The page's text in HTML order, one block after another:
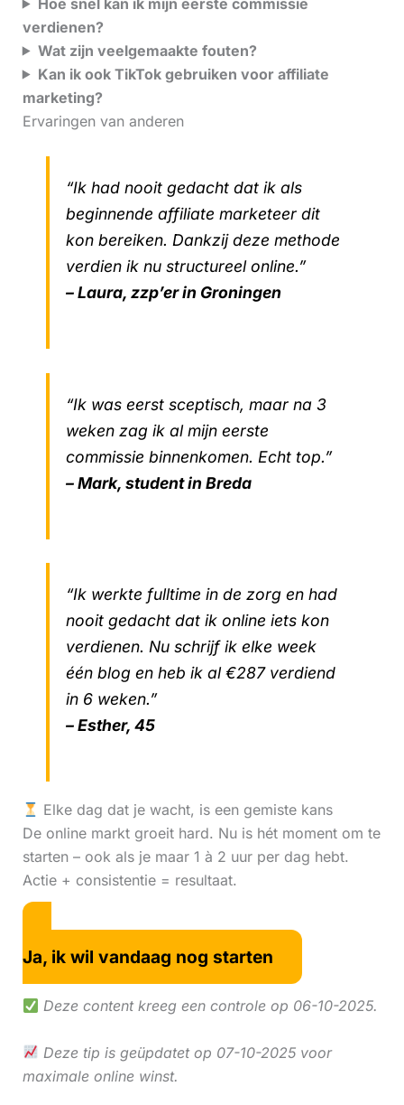
verdienen?
Wat zijn veelgemaakte fouten?
Kan ik ook TikTok gebruiken voor affiliate
marketing?
Ervaringen van anderen
“Ik had nooit gedacht dat ik als
beginnende affiliate marketeer dit
kon bereiken. Dankzij deze methode
verdien ik nu structureel online.”
– Laura, zzp’er in Groningen
“Ik was eerst sceptisch, maar na 3
weken zag ik al mijn eerste
commissie binnenkomen. Echt top.”
– Mark, student in Breda
“Ik werkte fulltime in de zorg en had
nooit gedacht dat ik online iets kon
verdienen. Nu schrijf ik elke week
één blog en heb ik al €287 verdiend
in 6 weken.”
– Esther, 45
Elke dag dat je wacht, is een gemiste kans
De online markt groeit hard. Nu is hét moment om te
starten – ook als je maar 1 à 2 uur per dag hebt.
Actie + consistentie = resultaat.
Ja, ik wil vandaag nog starten
Deze content kreeg een controle op 06-10-2025.
Deze tip is geüpdatet op 07-10-2025 voor
maximale online winst.